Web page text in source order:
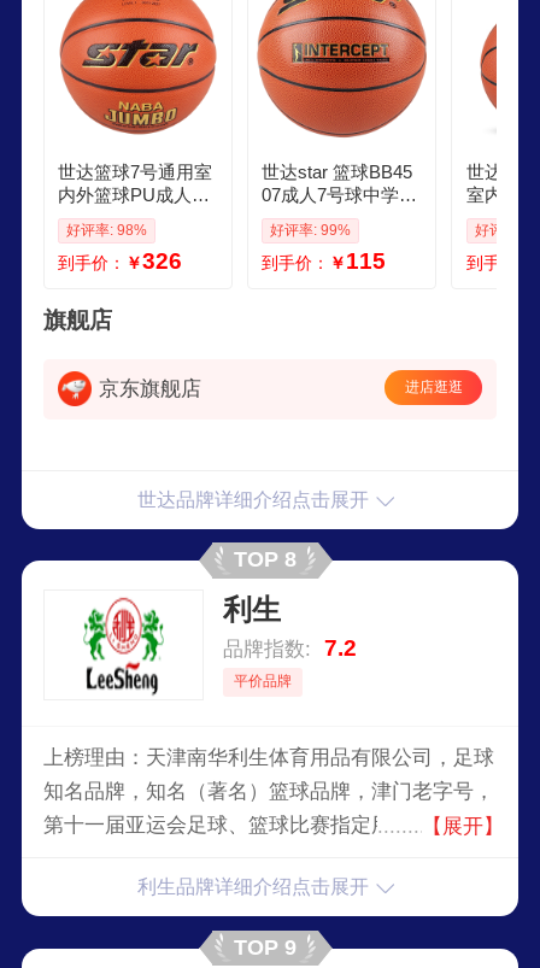
世达篮球7号通用室
内外篮球PU成人训
练赛事比赛耐磨国
际FIBA公认BB337
好评率: 98%
到手价： ￥326
世达star 篮球BB45
07成人7号球中学生
耐磨PU篮球室内外
兼用女子小学生用
球 6号女子用球BB4
好评率: 99%
到手价： ￥115
世达star
室内室
赛用球 BB337 7号
标准球
好评率:
到手价：
旗舰店
京东旗舰店 进店逛逛
世达品牌详细介绍点击展开
TOP 8
利生
品牌指数: 7.2
平价品牌
上榜理由：天津南华利生体育用品有限公司，足球
知名品牌，知名（著名）篮球品牌，津门老字号，
第十一届亚运会足球、篮球比赛指定用球，第十五
军体篮球锦标赛指定用球，集生产足球、篮球、排
球等皮、革质球于一体的专业化工厂。
【展开】
利生品牌详细介绍点击展开
TOP 9